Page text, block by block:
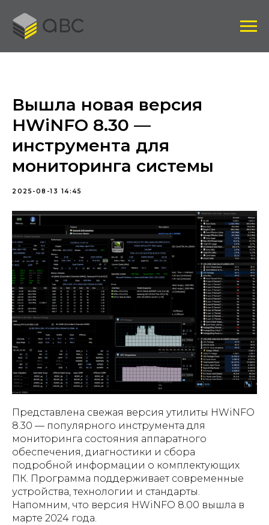
Вышла новая версия
HWiNFO 8.30 —
инструмента для
мониторинга системы
2025-08-13 14:45
Представлена свежая версия утилиты HWiNFO
8.30 — популярного инструмента для
мониторинга состояния аппаратного
обеспечения, диагностики и сбора
подробной информации о комплектующих
ПК. Программа поддерживает современные
устройства, технологии и стандарты.
Напомним, что версия HWiNFO 8.00 вышла в
марте 2024 года.